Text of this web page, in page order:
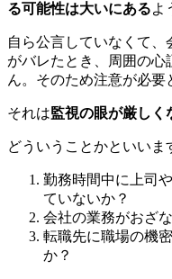
る可能性は大いにあるよ
自ら公言していなくて、
がバレたとき、周囲の
ん。そのため注意が必要
それは監視の眼が厳しく
どういうことかといいま
勤務時間中に上司
ていないか？
会社の業務がおざ
転職先に職場の機
か？